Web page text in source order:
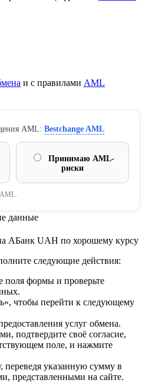
и с правилами AML
AML: Bestchange AML
Принимаю AML-
риски
AML.
данные
AБанк UAH по хорошему курсу
следующие действия:
поля формы и проверьте
чтобы перейти к следующему
услуг обмена.
подтвердите своё согласие,
поле, и нажмите
переведя указанную сумму в
представленными на сайте.